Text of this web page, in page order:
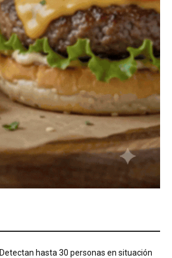
Detectan hasta 30 personas en situación